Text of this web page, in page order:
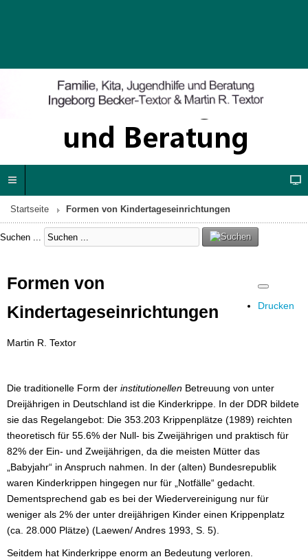
Startseite Formen von Kindertageseinrichtungen
Suchen ...
Drucken
Formen von
Kindertageseinrichtungen
Martin R. Textor
Die traditionelle Form der institutionellen Betreuung von unter
Dreijährigen in Deutschland ist die Kinderkrippe. In der DDR bildete
sie das Regelangebot: Die 353.203 Krippenplätze (1989) reichten
theoretisch für 55.6% der Null- bis Zweijährigen und praktisch für
82% der Ein- und Zweijährigen, da die meisten Mütter das
„Babyjahr“ in Anspruch nahmen. In der (alten) Bundesrepublik
waren Kinderkrippen hingegen nur für „Notfälle“ gedacht.
Dementsprechend gab es bei der Wiedervereinigung nur für
weniger als 2% der unter dreijährigen Kinder einen Krippenplatz
(ca. 28.000 Plätze) (Laewen/ Andres 1993, S. 5).
Seitdem hat Kinderkrippe enorm an Bedeutung verloren.